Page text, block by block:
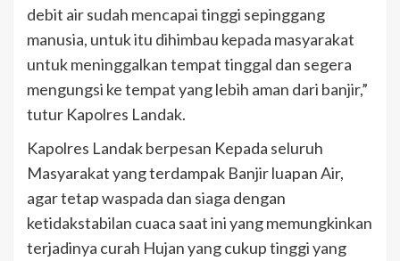
debit air sudah mencapai tinggi sepinggang
manusia, untuk itu dihimbau kepada masyarakat
untuk meninggalkan tempat tinggal dan segera
mengungsi ke tempat yang lebih aman dari banjir,”
tutur Kapolres Landak.
Kapolres Landak berpesan Kepada seluruh
Masyarakat yang terdampak Banjir luapan Air,
agar tetap waspada dan siaga dengan
ketidakstabilan cuaca saat ini yang memungkinkan
terjadinya curah Hujan yang cukup tinggi yang